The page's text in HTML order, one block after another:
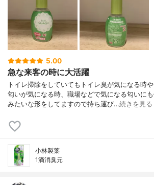
5.00
急な来客の時に大活躍
トイレ掃除をしていてもトイレ臭が気になる時
匂いが気になる時、職場などで気になる匂いに
みたいな形をしてますので持ち運び…続きを見る
小林製薬
1滴消臭元